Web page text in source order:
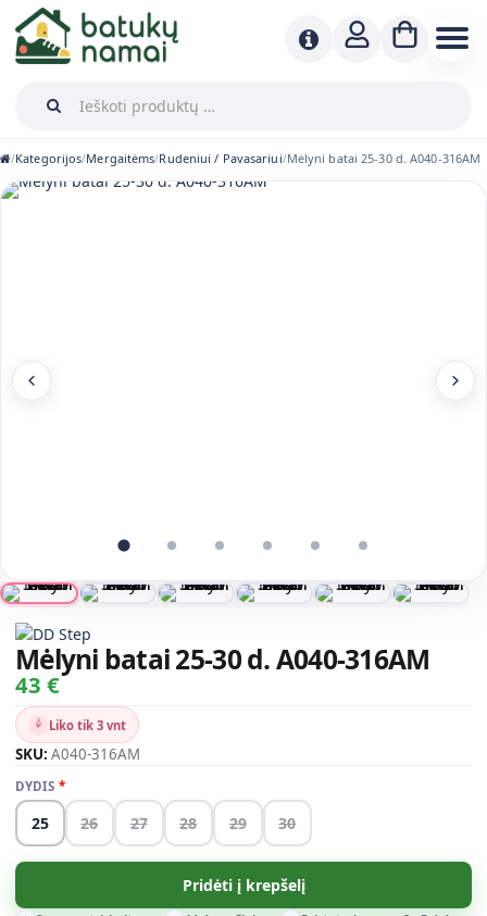
/Kategorijos/Mergaitėms/Rudeniui / Pavasariui/Mėlyni batai 25-30 d. A040-316AM
Mėlyni batai 25-30 d. A040-316AM
43 €
Liko tik 3 vnt
SKU: A040-316AM
DYDIS
25 26 27 28 29 30
Pridėti į krepšelį